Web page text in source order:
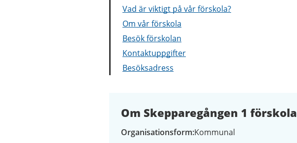
Vad är viktigt på vår förskola?
Om vår förskola
Besök förskolan
Kontaktuppgifter
Besöksadress
Om Skepparegången 1 förskola
Organisationsform Kommunal